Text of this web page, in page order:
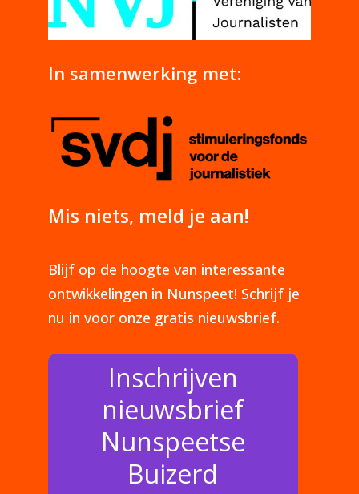
In samenwerking met:
Mis niets, meld je aan!
Blijf op de hoogte van interessante
ontwikkelingen in Nunspeet! Schrijf je
nu in voor onze gratis nieuwsbrief.
Inschrijven
nieuwsbrief
Nunspeetse
Buizerd